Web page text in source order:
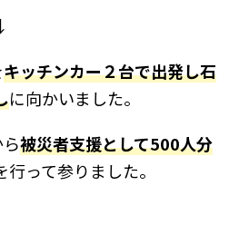
キッチンカー２台で出発し石
に向かいました。
被災者支援として500人分
行って参りました。